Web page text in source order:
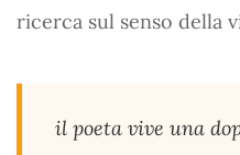
ricerca sul senso della
il poeta vive una